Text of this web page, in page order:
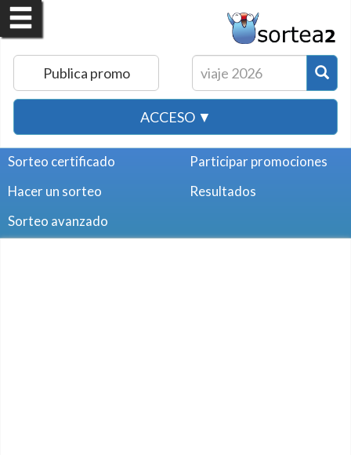
Publica promo
ACCESO ▼
Sorteo certificado
Hacer un sorteo
Sorteo avanzado
Participar promociones
Resultados